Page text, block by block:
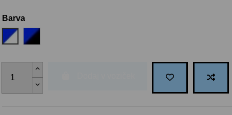
Barva
Rojal Modra-Bela
Rojal Modra-Črna